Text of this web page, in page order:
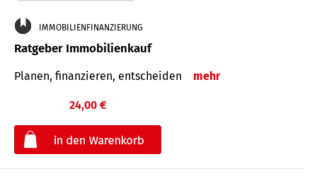
IMMOBILIENFINANZIERUNG
Ratgeber Immobilienkauf
Planen, finanzieren, entscheiden mehr
24,00 €